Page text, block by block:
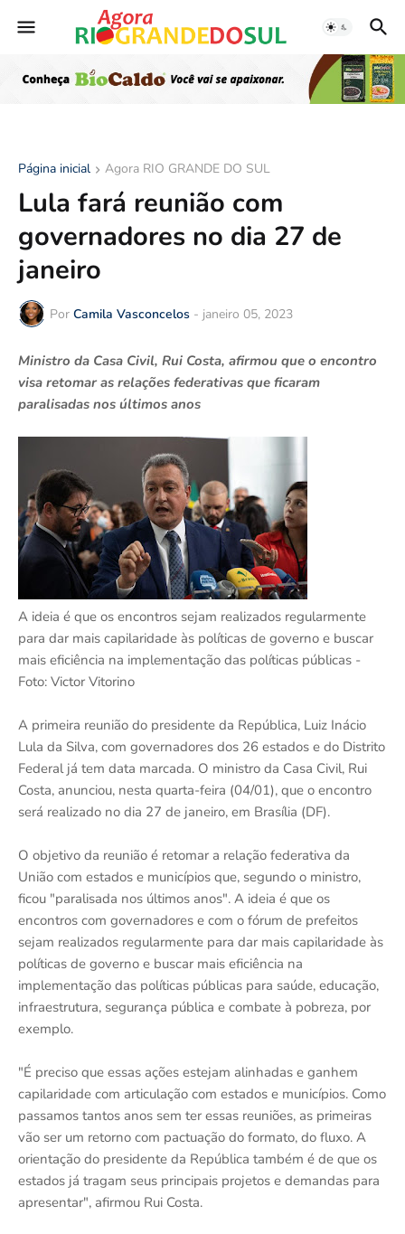
Página inicial Agora RIO GRANDE DO SUL
Lula fará reunião com
governadores no dia 27 de
janeiro
Por Camila Vasconcelos - janeiro 05, 2023
Ministro da Casa Civil, Rui Costa, afirmou que o encontro
visa retomar as relações federativas que ficaram
paralisadas nos últimos anos
A ideia é que os encontros sejam realizados regularmente
para dar mais capilaridade às políticas de governo e buscar
mais eficiência na implementação das políticas públicas -
Foto: Victor Vitorino
A primeira reunião do presidente da República, Luiz Inácio
Lula da Silva, com governadores dos 26 estados e do Distrito
Federal já tem data marcada. O ministro da Casa Civil, Rui
Costa, anunciou, nesta quarta-feira (04/01), que o encontro
será realizado no dia 27 de janeiro, em Brasília (DF).
O objetivo da reunião é retomar a relação federativa da
União com estados e municípios que, segundo o ministro,
ficou "paralisada nos últimos anos". A ideia é que os
encontros com governadores e com o fórum de prefeitos
sejam realizados regularmente para dar mais capilaridade às
políticas de governo e buscar mais eficiência na
implementação das políticas públicas para saúde, educação,
infraestrutura, segurança pública e combate à pobreza, por
exemplo.
"É preciso que essas ações estejam alinhadas e ganhem
capilaridade com articulação com estados e municípios. Como
passamos tantos anos sem ter essas reuniões, as primeiras
vão ser um retorno com pactuação do formato, do fluxo. A
orientação do presidente da República também é de que os
estados já tragam seus principais projetos e demandas para
apresentar", afirmou Rui Costa.